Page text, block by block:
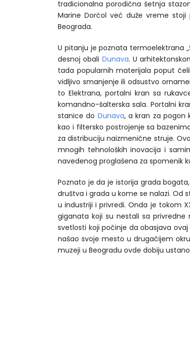
tradicionalna porodična šetnja
Marine Dorćol već duže vreme
Beograda.
U pitanju je poznata termoelektrana
desnoj obali Dunava. U
tada popularnih materijala poput
vidljivo smanjenje ili odsustvo
to Elektrana, portalni kran sa
komandno-šalterska sala. Portalni
stanice do Dunava, a kran za pogon
kao i filtersko postrojenje sa
za distribuciju naizmenične struje.
mnogih tehnoloških inovacija i
navedenog proglašena za spomenik
Poznato je da je istorija grada
društva i grada u kome se nalazi. Od
u industriji i privredi. Onda je tokom
giganata koji su nestali sa
svetlosti koji počinje da obasjava
našao svoje mesto u drugačijem
muzeji u Beogradu ovde dobiju